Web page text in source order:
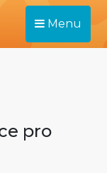
Menu
pro